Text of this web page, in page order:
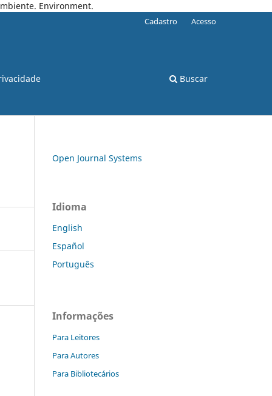
Environment.
Buscar
Cadastro Acesso
Open Journal Systems
Idioma
English
Español
Português
Informações
Para Leitores
Para Autores
Para Bibliotecários